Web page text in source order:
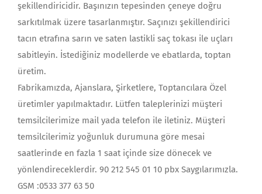
şekillendiricidir. Başınızın tepesinden çeneye doğru
sarkıtılmak üzere tasarlanmıştır. Saçınızı şekillendirici
tacın etrafına sarın ve saten lastikli saç tokası ile uçları
sabitleyin. İstediğiniz modellerde ve ebatlarda, toptan
üretim.
Fabrikamızda, Ajanslara, Şirketlere, Toptancılara Özel
üretimler yapılmaktadır. Lütfen taleplerinizi müşteri
temsilcilerimize mail yada telefon ile iletiniz. Müşteri
temsilcilerimiz yoğunluk durumuna göre mesai
saatlerinde en fazla 1 saat içinde size dönecek ve
yönlendireceklerdir. 90 212 545 01 10 pbx Saygılarımızla.
GSM :0533 377 63 50